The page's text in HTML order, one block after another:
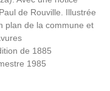
de Rouville. Illustrée
plan de la commune et
de 1885
1985